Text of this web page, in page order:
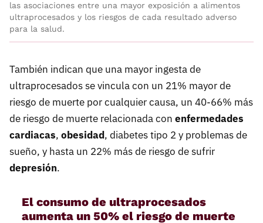
las asociaciones entre una mayor exposición a alimentos
ultraprocesados y los riesgos de cada resultado adverso
para la salud.
También indican que una mayor ingesta de
ultraprocesados se vincula con un 21% mayor de
riesgo de muerte por cualquier causa, un 40-66% más
de riesgo de muerte relacionada con enfermedades
cardiacas, obesidad, diabetes tipo 2 y problemas de
sueño, y hasta un 22% más de riesgo de sufrir
depresión.
El consumo de ultraprocesados
aumenta un 50% el riesgo de muerte